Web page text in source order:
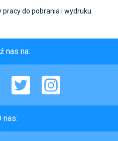
pracy do pobrania i wydruku.
nas na:
YouTube Twitter Instagram
nas: